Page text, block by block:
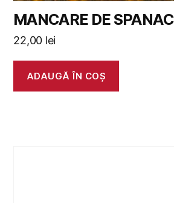
MANCARE DE SPANAC
22,00 lei
ADAUGĂ ÎN COȘ